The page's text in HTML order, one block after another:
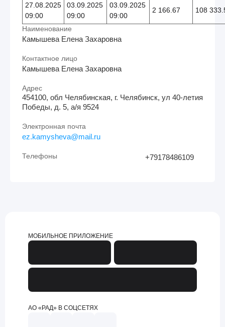
27.08.2025
09:00
03.09.2025
09:00
03.09.2025
09:00
2 166.67 108
Наименование
Камышева Елена Захаровна
Контактное лицо
Камышева Елена Захаровна
Адрес
454100, обл Челябинская, г. Челябинск, ул 40-летия
Победы, д. 5, а/я 9524
Электронная почта
ez.kamysheva@mail.ru
Телефоны +79178486109
МОБИЛЬНОЕ ПРИЛОЖЕНИЕ
АО «РАД» В СОЦСЕТЯХ